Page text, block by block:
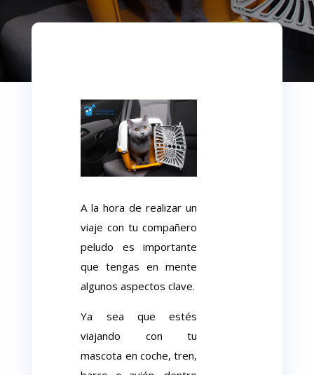
A la hora de realizar un
viaje con tu compañero
peludo es importante
que tengas en mente
algunos aspectos clave.
Ya sea que estés
viajando con tu
mascota en coche, tren,